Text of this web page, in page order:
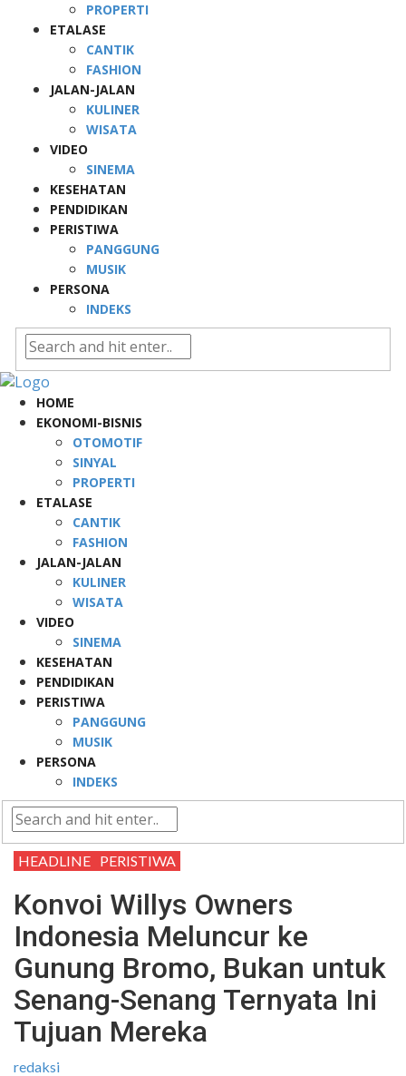
PROPERTI
ETALASE
CANTIK
FASHION
JALAN-JALAN
KULINER
WISATA
VIDEO
SINEMA
KESEHATAN
PENDIDIKAN
PERISTIWA
PANGGUNG
MUSIK
PERSONA
INDEKS
HOME
EKONOMI-BISNIS
OTOMOTIF
SINYAL
PROPERTI
ETALASE
CANTIK
FASHION
JALAN-JALAN
KULINER
WISATA
VIDEO
SINEMA
KESEHATAN
PENDIDIKAN
PERISTIWA
PANGGUNG
MUSIK
PERSONA
INDEKS
HEADLINE PERISTIWA
Konvoi Willys Owners
Indonesia Meluncur ke
Gunung Bromo, Bukan untuk
Senang-Senang Ternyata Ini
Tujuan Mereka
redaksi